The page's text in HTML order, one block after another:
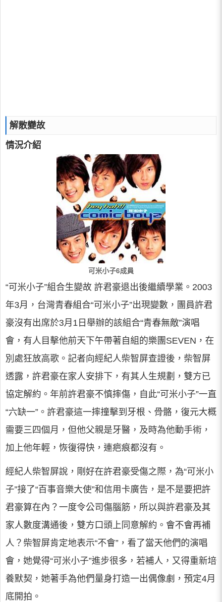
解散變故
情況介紹
可米小子6成員
“可米小子”組合生變故 許君豪退出後繼續學業。2003
年3月，台灣青春組合“可米小子”出現變數，團員許君
豪沒有出席於3月1日舉辦的該組合“青春無敵”演唱
會，有人目擊他前天下午帶著自組的樂團SEVEN，在
別處狂放高歌。記者向經紀人柴智屏查證後，柴智屏
透露，許君豪在家人安排下，有其人生規劃，雙方已
協定解約。年前許君豪不慎摔傷，自此“可米小子”一直
“六缺一”。許君豪這一摔撞擊到牙根、骨骼，復元大概
需要三四個月，但他父親是牙醫，及時為他動手術，
加上他年輕，恢復得快，連疤痕都沒有。
經紀人柴智屏說，剛好在許君豪受傷之際，為“可米小
子”接了“百事音樂大使”和信用卡廣告，是不是要把許
君豪算在內？一度令公司傷腦筋，所以與許君豪及其
家人數度溝通後，雙方口頭上同意解約。會不會再補
人？柴智屏肯定地表示“不會”，看了當天他們的演唱
會，她覺得“可米小子”進步很多，若補人，又得重新培
養默契，她著手為他們量身打造一出偶像劇，預定4月
底開拍。